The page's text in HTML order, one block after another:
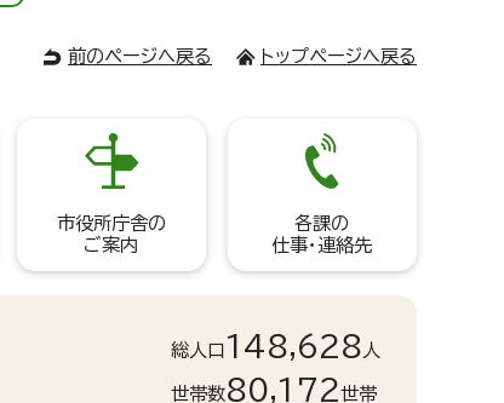
前のページへ戻る トップページへ戻る
市役所庁舎の
ご案内
各課の
仕事・連絡先
総人口 148,628 人
世帯数80,172世帯